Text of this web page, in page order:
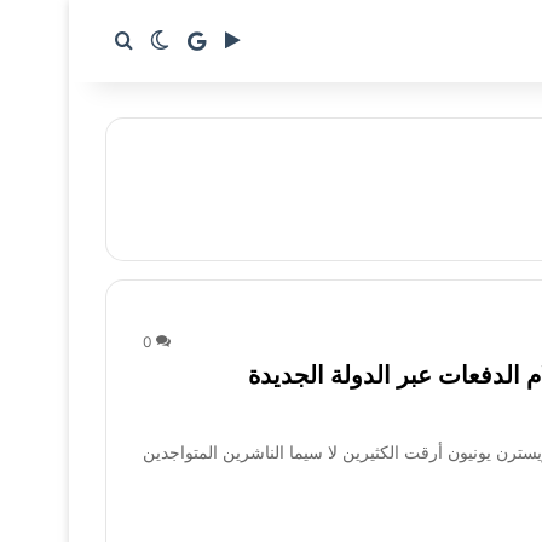
‏Google Play
google news
الوضع المظلم
بحث عن
0
الدفعات عبر الدولة الجديدة
يونيون أرقت الكثيرين لا سيما الناشرين المتواجدين